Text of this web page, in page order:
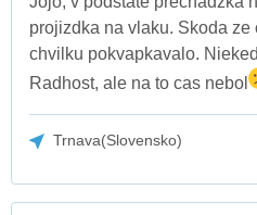
projizdka na vlaku. Skoda
chvilku pokvapkavalo.
Radhost, ale na to cas nebol
Trnava(Slovensko)